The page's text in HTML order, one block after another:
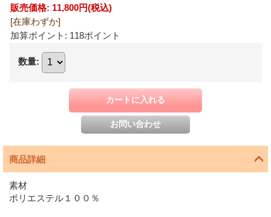
販売価格: 11,800円(税込)
[在庫わずか]
加算ポイント: 118ポイント
数量:
商品詳細
素材
ポリエステル１００％